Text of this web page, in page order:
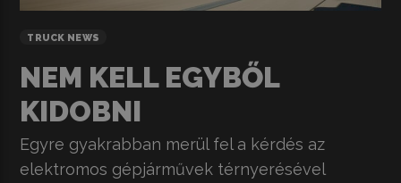
TRUCK NEWS
NEM KELL EGYBŐL
KIDOBNI
Egyre gyakrabban merül fel a kérdés az
elektromos gépjárművek térnyerésével